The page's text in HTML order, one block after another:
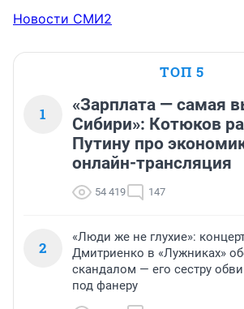
Новости СМИ2
ТОП 5
1
«Зарплата — самая
Сибири»: Котюков
Путину про
онлайн-трансляция
54 419 147
2
«Люди же не глухие»:
Дмитриенко в «Лужниках»
скандалом — его сестру
под фанеру